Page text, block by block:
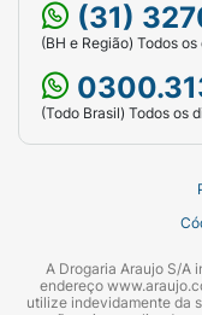
(31)
(BH e Região) Todos
(Todo Brasil) Todos os
A Drogaria Araujo S/A
endereço
utilize indevidamente da